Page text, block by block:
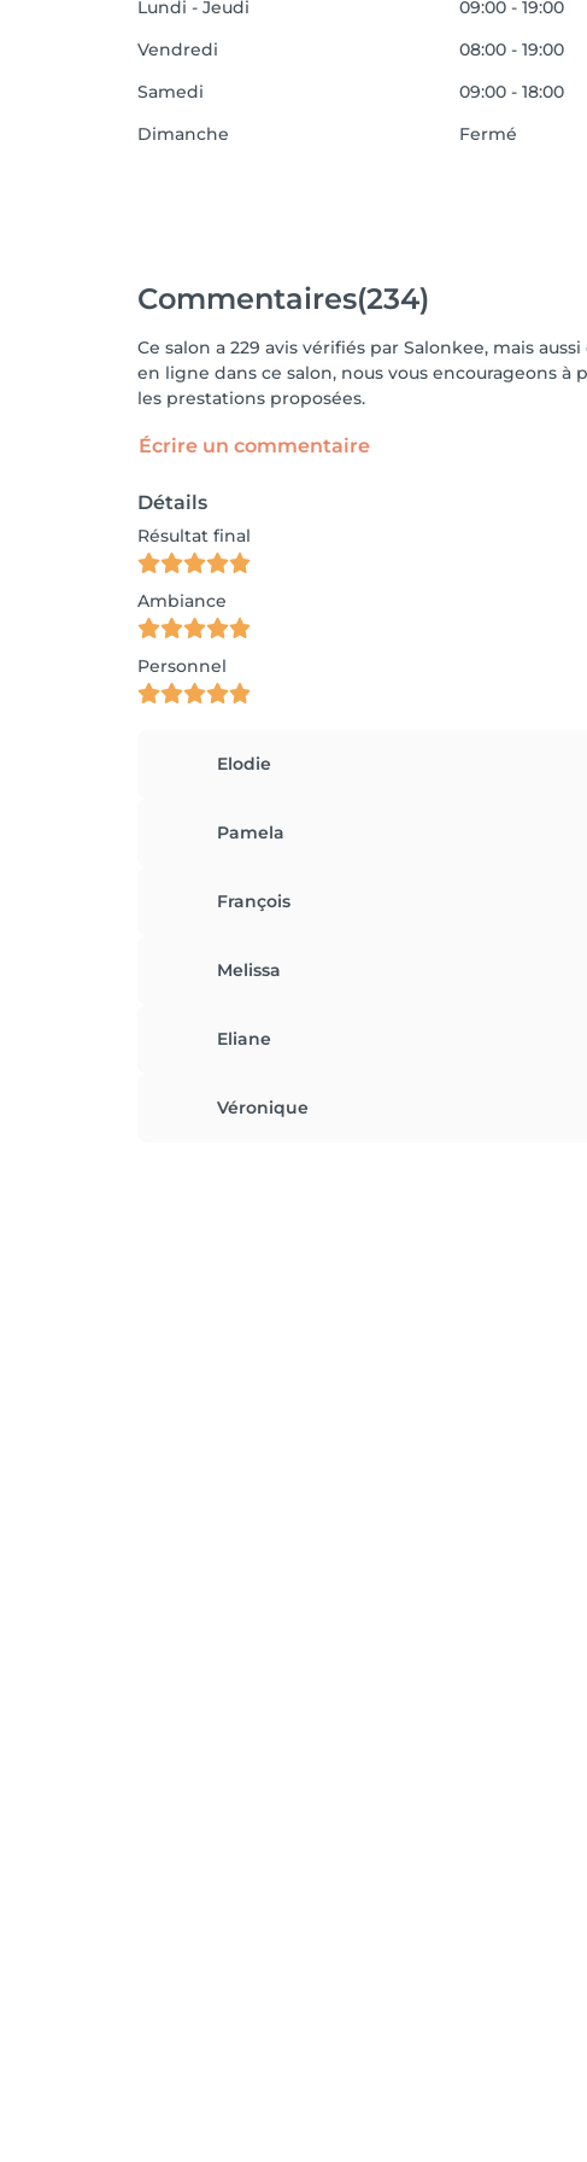
Lundi - Jeudi
09:00 - 19:00
Vendredi
08:00 - 19:00
Samedi
09:00 - 18:00
Dimanche
Fermé
Commentaires(234)
Ce salon a 229 avis vérifiés par Salonkee, mais
en ligne dans ce salon, nous vous encourageons
les prestations proposées.
Écrire un commentaire
Détails
Résultat final
Ambiance
Personnel
Elodie
Pamela
François
Melissa
Eliane
Véronique